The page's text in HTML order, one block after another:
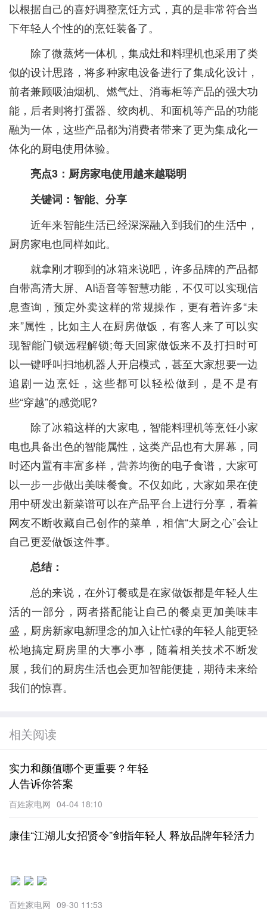
以根据自己的喜好调整烹饪方式，真的是非常符合当
下年轻人个性的的烹饪装备了。
除了微蒸烤一体机，集成灶和料理机也采用了类
似的设计思路，将多种家电设备进行了集成化设计，
前者兼顾吸油烟机、燃气灶、消毒柜等产品的强大功
能，后者则将打蛋器、绞肉机、和面机等产品的功能
融为一体，这些产品都为消费者带来了更为集成化一
体化的厨电使用体验。
亮点3：厨房家电使用越来越聪明
关键词：智能、分享
近年来智能生活已经深深融入到我们的生活中，
厨房家电也同样如此。
就拿刚才聊到的冰箱来说吧，许多品牌的产品都
自带高清大屏、AI语音等智慧功能，不仅可以实现信
息查询，预定外卖这样的常规操作，更有着许多“未
来”属性，比如主人在厨房做饭，有客人来了可以实
现智能门锁远程解锁;每天回家做饭来不及打扫时可
以一键呼叫扫地机器人开启模式，甚至大家想要一边
追剧一边烹饪，这些都可以轻松做到，是不是有
些“穿越”的感觉呢?
除了冰箱这样的大家电，智能料理机等烹饪小家
电也具备出色的智能属性，这类产品也有大屏幕，同
时还内置有丰富多样，营养均衡的电子食谱，大家可
以一步一步做出美味餐食。不仅如此，大家如果在使
用中研发出新菜谱可以在产品平台上进行分享，看着
网友不断收藏自己创作的菜单，相信“大厨之心”会让
自己更爱做饭这件事。
总结：
总的来说，在外订餐或是在家做饭都是年轻人生
活的一部分，两者搭配能让自己的餐桌更加美味丰
盛，厨房新家电新理念的加入让忙碌的年轻人能更轻
松地搞定厨房里的大事小事，随着相关技术不断发
展，我们的厨房生活也会更加智能便捷，期待未来给
我们的惊喜。
相关阅读
实力和颜值哪个更重要？年轻
人告诉你答案
百姓家电网 04-04 18:10
康佳“江湖儿女招贤令”剑指年轻人 释放品牌年轻活力
百姓家电网 09-30 11:53